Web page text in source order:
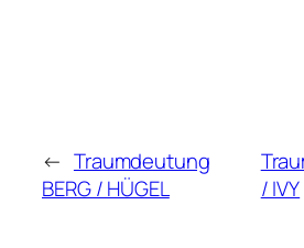
← Traumdeutung
BERG / HÜGEL
/ IVY